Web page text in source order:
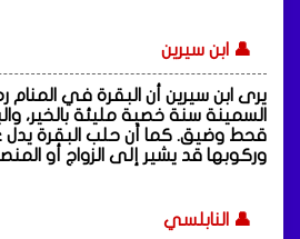
👤 ابن سيرين
يرى ابن سيرين أن البقرة في المنام
السمينة سنة خصبة مليئة بالخير،
قحط وضيق. كما أن حلب البقرة يدل
وركوبها قد يشير إلى الزواج أو
👤 النابلسي